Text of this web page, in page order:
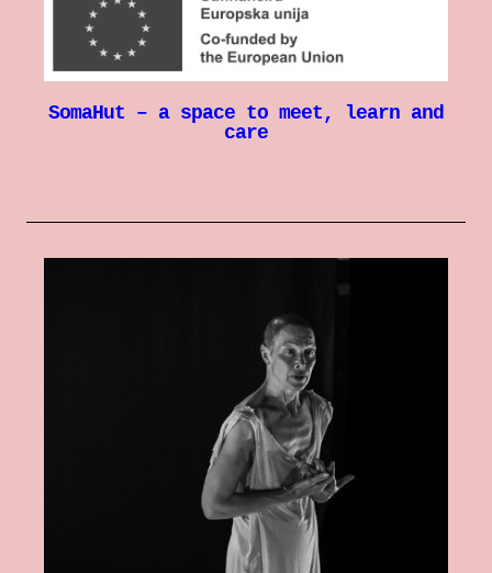
SomaHut – a space to meet, learn and
care